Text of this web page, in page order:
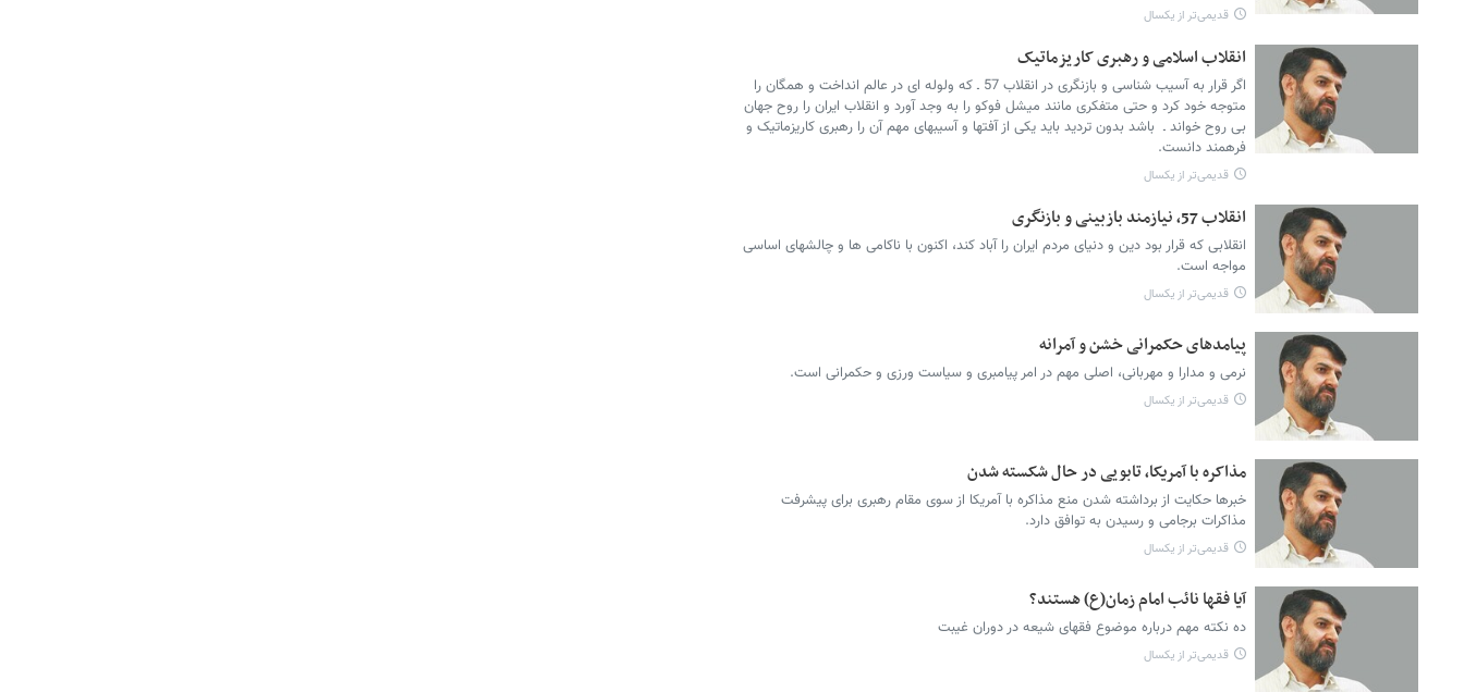
قدیمی‌تر از یکسال
انقلاب اسلامی و رهبری کاریزماتیک
اگر قرار به آسیب شناسی و بازنگری در انقلاب 57 ـ که ولوله ای در عالم انداخت و همگان را
متوجه خود کرد و حتی متفکری مانند میشل فوکو را به وجد آورد و انقلاب ایران را روح جهان
بی روح خواند ـ باشد بدون تردید باید یکی از آفتها و آسیبهای مهم آن را رهبری کاریزماتیک و
فرهمند دانست.
قدیمی‌تر از یکسال
انقلاب 57، نیازمند بازبینی و بازنگری
انقلابی که قرار بود دین و دنیای مردم ایران را آباد کند، اکنون با ناکامی ها و چالشهای اساسی
مواجه است.
قدیمی‌تر از یکسال
پیامدهای حکمرانی خشن و آمرانه
نرمی و مدارا و مهربانی، اصلی مهم در امر پیامبری و سیاست ورزی و حکمرانی است.
قدیمی‌تر از یکسال
مذاکره با آمریکا، تابویی در حال شکسته شدن
خبرها حکایت از برداشته شدن منع مذاکره با آمریکا از سوی مقام رهبری برای پیشرفت
مذاکرات برجامی و رسیدن به توافق دارد.
قدیمی‌تر از یکسال
آیا فقها نائب امام زمان(ع) هستند؟
ده نکته مهم درباره موضوع فقهای شیعه در دوران غیبت
قدیمی‌تر از یکسال